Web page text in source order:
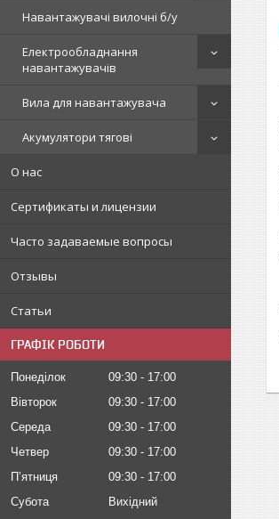
Навантажувачі вилочні б/у
Електрообладнання
навантажувачів
Вила для навантажувача
Акумулятори тягові
О нас
Сертификаты и лицензии
Часто задаваемые вопросы
Отзывы
Статьи
ГРАФІК РОБОТИ
Понеділок 09:30
17:00
Вівторок
09:30
17:00
Середа
09:30
17:00
Четвер
09:30
17:00
Пʼятниця
09:30
17:00
Субота
Вихідний